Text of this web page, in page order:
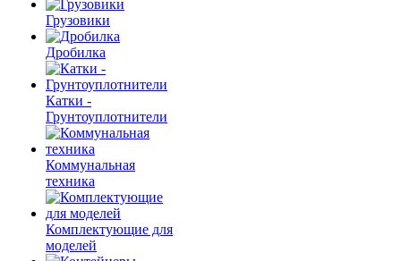
Грузовики
Дробилка
Катки -
Грунтоуплотнители
Коммунальная
техника
Комплектующие для
моделей